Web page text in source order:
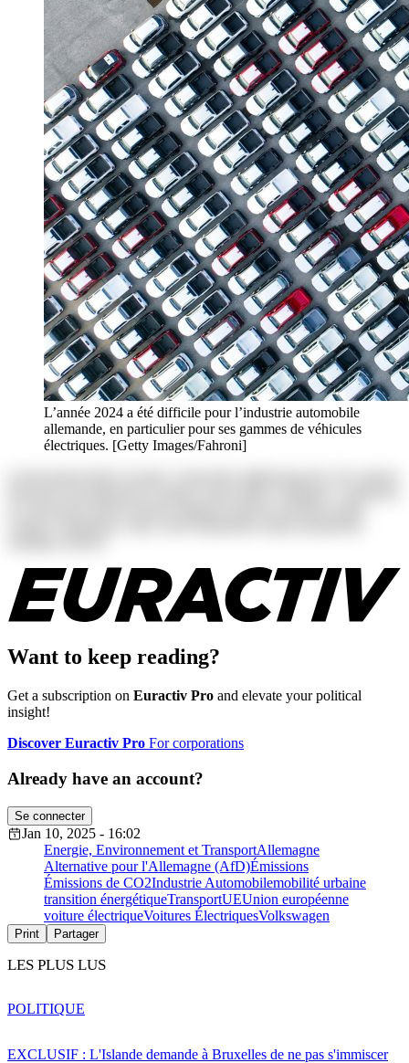
L’année 2024 a été difficile pour l’industrie automobile
allemande, en particulier pour ses gammes de véhicules
électriques. [Getty Images/Fahroni]
Want to keep reading?
Get a subscription on Euractiv Pro and elevate your political
insight!
Discover Euractiv Pro For corporations
Already have an account?
Se connecter
Jan 10, 2025 - 16:02
Energie, Environnement et TransportAllemagne
Alternative pour l'Allemagne (AfD)Émissions
Émissions de CO2Industrie Automobilemobilité urbaine
transition énergétiqueTransportUEUnion européenne
voiture électriqueVoitures ÉlectriquesVolkswagen
Print Partager
LES PLUS LUS
EXCLUSIF : L'Islande demande à Bruxelles de ne pas s'immiscer
POLITIQUE